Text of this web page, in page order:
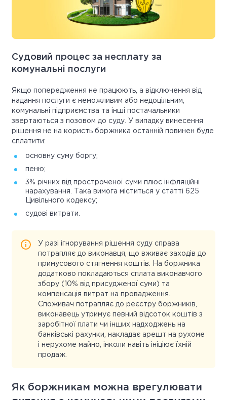
Судовий процес за несплату за
комунальні послуги
Якщо попередження не працюють, а відключення від
надання послуги є неможливим або недоцільним,
комунальні підприємства та інші постачальники
звертаються з позовом до суду. У випадку винесення
рішення не на користь боржника останній повинен буде
сплатити:
основну суму боргу;
пеню;
3% річних від простроченої суми плюс інфляційні
нарахування. Така вимога міститься у статті 625
Цивільного кодексу;
судові витрати.
У разі ігнорування рішення суду справа
потрапляє до виконавця, що вживає заходів до
примусового стягнення коштів. На боржника
додатково покладаються сплата виконавчого
збору (10% від присудженої суми) та
компенсація витрат на провадження.
Споживач потрапляє до реєстру боржників,
виконавець утримує певний відсоток коштів з
заробітної плати чи інших надходжень на
банківські рахунки, накладає арешт на рухоме
і нерухоме майно, інколи навіть ініціює їхній
продаж.
Як боржникам можна врегулювати